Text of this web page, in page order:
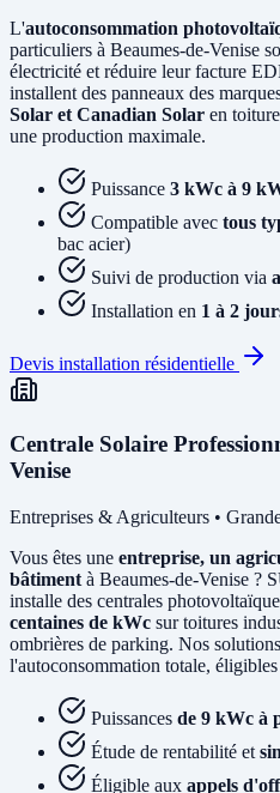
L'autoconsommation
particuliers à Beaumes-de-Venise
électricité et réduire leur facture
installent des panneaux des
Solar et Canadian Solar en
une production maximale.
Puissance 3 kWc à 9
Compatible avec tous
bac acier)
Suivi de production via
Installation en 1 à 2
Devis installation résidentielle
Centrale Solaire
Venise
Entreprises & Agriculteurs •
Vous êtes une entreprise, un
bâtiment à Beaumes-de-Venise ?
installe des centrales
centaines de kWc sur toitures
ombrières de parking. Nos
l'autoconsommation totale,
Puissances de 9 kWc à
Étude de rentabilité et
Éligible aux appels